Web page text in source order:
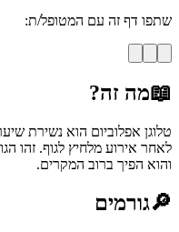
שתפו דף זה עם המטופל/ת:
📖מה זה?
לאחר אירוע מלחיץ לגוף. זהו
והוא הפיך ברוב המקרים.
🔎גורמים